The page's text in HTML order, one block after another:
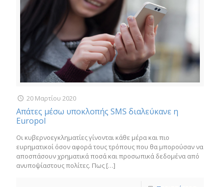
20 Μαρτίου 2020
Απάτες μέσω υποκλοπής SMS διαλεύκανε η
Europol
Οι κυβερνοεγκληματίες γίνονται κάθε μέρα και πιο
ευρηματικοί όσον αφορά τους τρόπους που θα μπορούσαν να
αποσπάσουν χρηματικά ποσά και προσωπικά δεδομένα από
ανυποψίαστους πολίτες. Πως […]